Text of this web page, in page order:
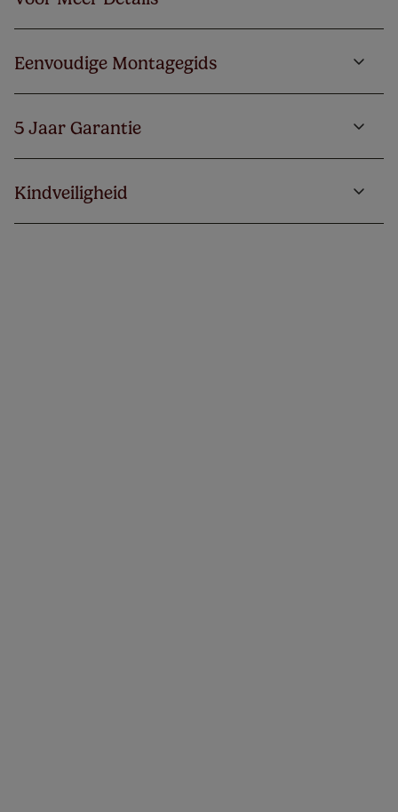
Eenvoudige Montagegids
5 Jaar Garantie
Kindveiligheid